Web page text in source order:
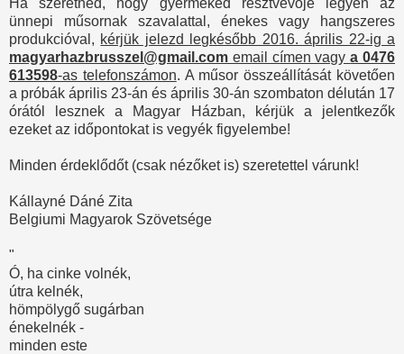
ünnepi műsornak szavalattal, énekes vagy hangszeres
produkcióval, kérjük jelezd legkésőbb 2016. április 22-ig a
magyarhazbrusszel@gmail.com email címen vagya 0476
613598-as telefonszámon. A műsor összeállítását követően
a próbák április 23-án és április 30-án szombaton délután 17
órától lesznek a Magyar Házban, kérjük a jelentkezők
ezeket az időpontokat is vegyék figyelembe!
Minden érdeklődőt (csak nézőket is) szeretettel várunk!
Kállayné Dáné Zita
Belgiumi Magyarok Szövetsége
"
Ó, ha cinke volnék,
útra kelnék,
hömpölygő sugárban
énekelnék -
minden este